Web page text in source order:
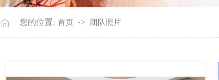
您的位置: 首页 -> 团队照片